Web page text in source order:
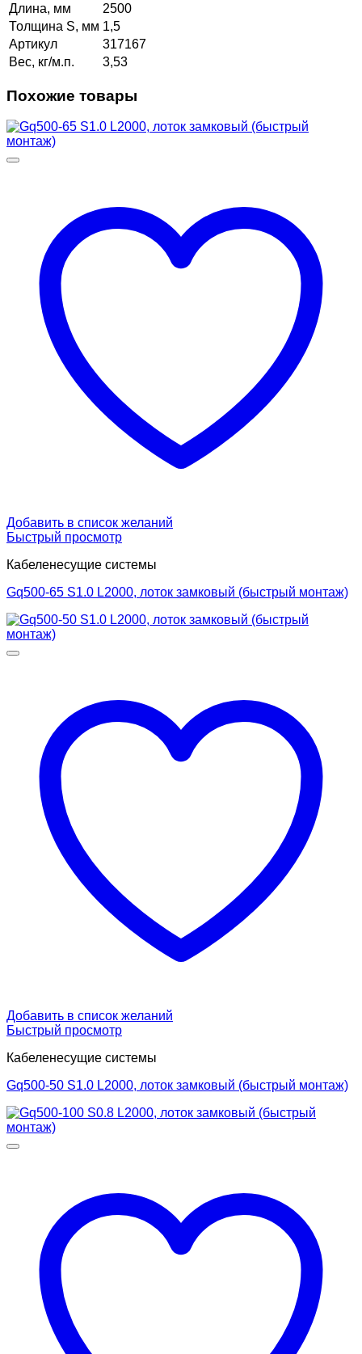
Длина, мм
2500
Толщина S, мм 1,5
Артикул
317167
Вес, кг/м.п.
3,53
Похожие товары
Добавить в список желаний
Быстрый просмотр
Кабеленесущие системы
Gq500-65 S1.0 L2000, лоток замковый (быстрый монтаж)
Добавить в список желаний
Быстрый просмотр
Кабеленесущие системы
Gq500-50 S1.0 L2000, лоток замковый (быстрый монтаж)